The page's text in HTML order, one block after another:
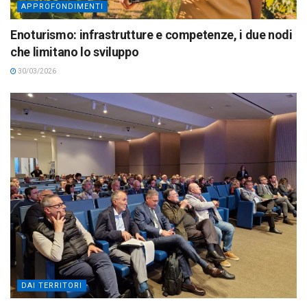
APPROFONDIMENTI
Enoturismo: infrastrutture e competenze, i due nodi
che limitano lo sviluppo
30/03/2026
DAI TERRITORI